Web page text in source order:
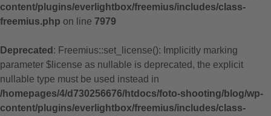
content/plugins/everlightbox/freemius/includes/class-
freemius.php on line 7979
Deprecated : Freemius::set_license(): Implicitly marking
parameter $license as nullable is deprecated, the explicit
nullable type must be used instead in
/homepages/4/d730256676/htdocs/foto-shooting/blog/wp-
content/plugins/everlightbox/freemius/includes/class-